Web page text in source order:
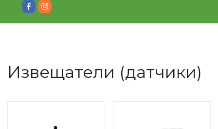
#80 #81
Извещатели (датчики)